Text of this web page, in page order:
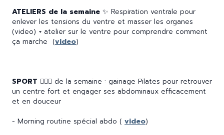
ATELIERS de la semaine ✨ Respiration ventrale pour
enlever les tensions du ventre et masser les organes
(video) + atelier sur le ventre pour comprendre comment
ça marche (video)
SPORT 🤸🏽‍♀️ de la semaine : gainage Pilates pour retrouver
un centre fort et engager ses abdominaux efficacement
et en douceur
- Morning routine spécial abdo ( video)